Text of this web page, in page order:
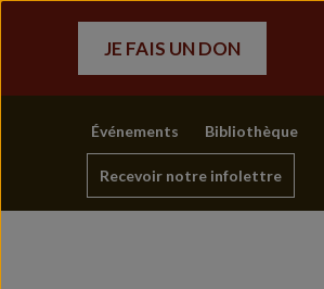
JE FAIS UN DON
Événements Bibliothèque
Recevoir notre infolettre